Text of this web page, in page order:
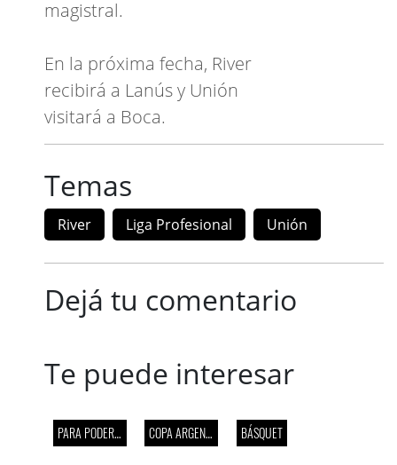
magistral.
En la próxima fecha, River
recibirá a Lanús y Unión
visitará a Boca.
Temas
River Liga Profesional Unión
Dejá tu comentario
Te puede interesar
PARA PODER JUGAR CON BOCA COPA ARGENTINA BÁSQUET